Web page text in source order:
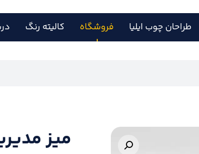
طراحان چوب ایلیا فروشگاه کالیته رنگ
میز مدیریت